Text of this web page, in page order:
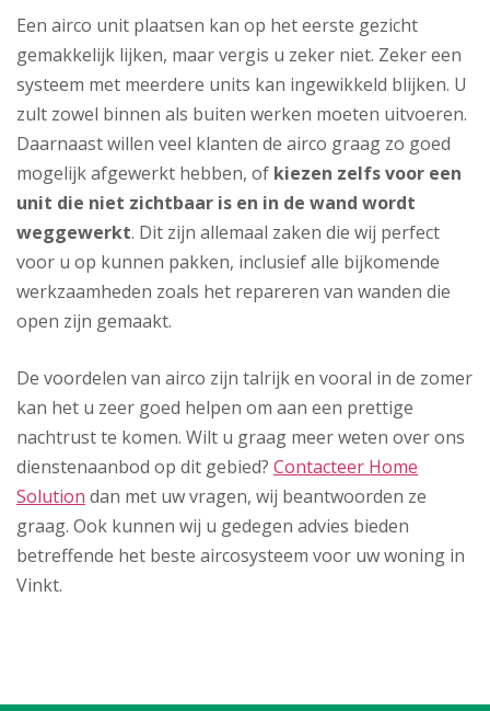
Een airco unit plaatsen kan op het eerste gezicht
gemakkelijk lijken, maar vergis u zeker niet. Zeker een
systeem met meerdere units kan ingewikkeld blijken. U
zult zowel binnen als buiten werken moeten uitvoeren.
Daarnaast willen veel klanten de airco graag zo goed
mogelijk afgewerkt hebben, of kiezen zelfs voor een
unit die niet zichtbaar is en in de wand wordt
weggewerkt. Dit zijn allemaal zaken die wij perfect
voor u op kunnen pakken, inclusief alle bijkomende
werkzaamheden zoals het repareren van wanden die
open zijn gemaakt.
De voordelen van airco zijn talrijk en vooral in de zomer
kan het u zeer goed helpen om aan een prettige
nachtrust te komen. Wilt u graag meer weten over ons
dienstenaanbod op dit gebied? Contacteer Home
Solution dan met uw vragen, wij beantwoorden ze
graag. Ook kunnen wij u gedegen advies bieden
betreffende het beste aircosysteem voor uw woning in
Vinkt.